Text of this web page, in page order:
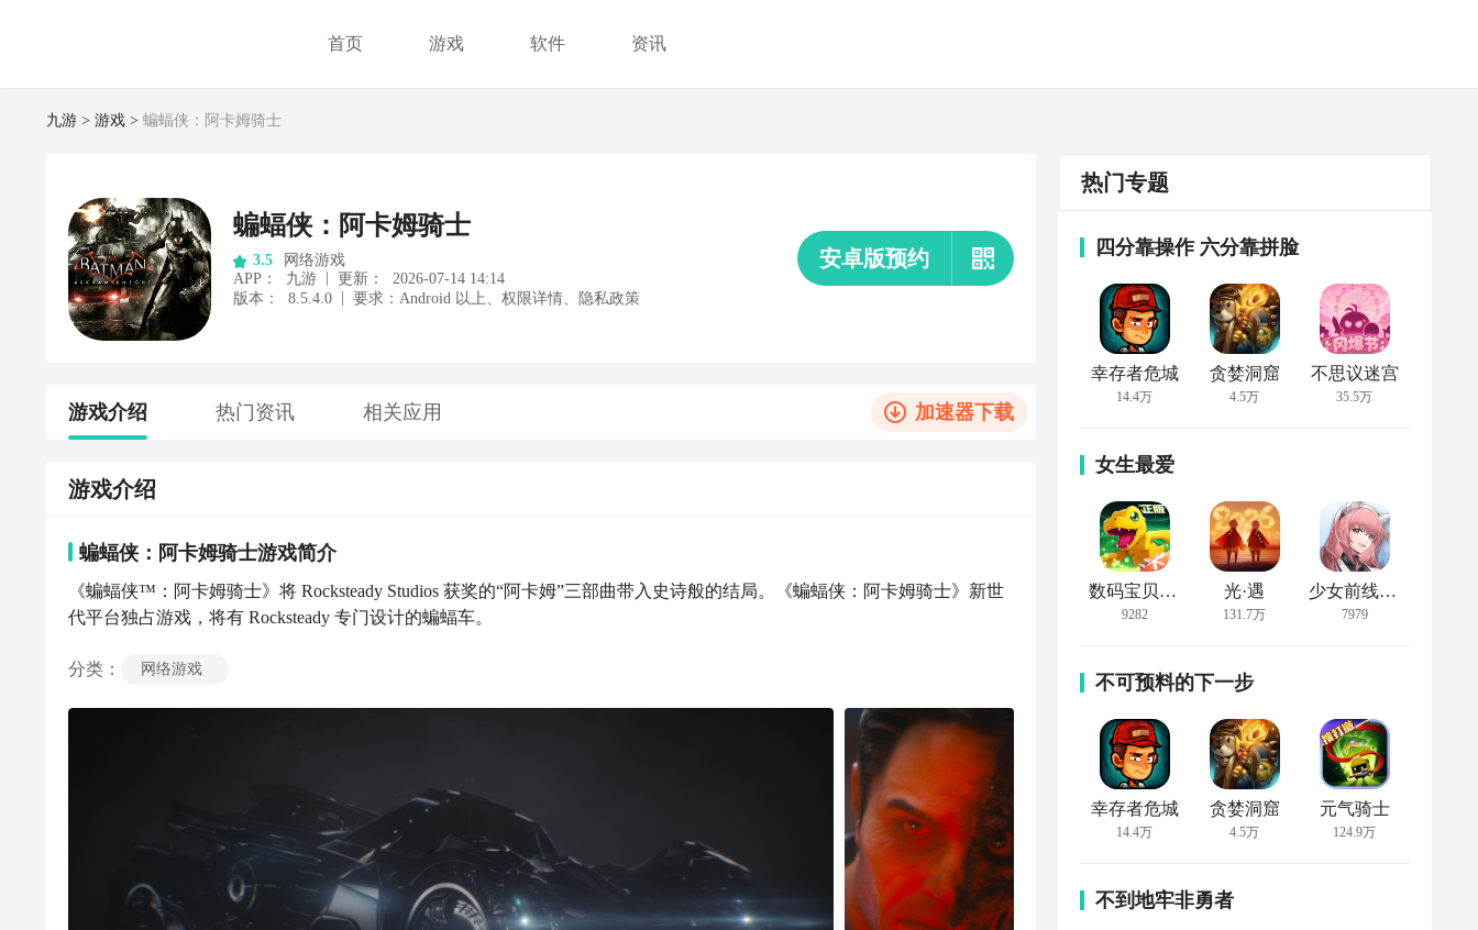
首页 游戏 软件 资讯
九游 游戏 蝙蝠侠：阿卡姆骑士
蝙蝠侠：阿卡姆骑士
3.5
网络游戏
APP ： 九游 更新：
2026-07-14 14:14
版本：
8.5.4.0 要求： Android 以上、 权限详情、 隐私政策
安卓版预约
游戏介绍 热门资讯 相关应用 加速器下载
游戏介绍
蝙蝠侠：阿卡姆骑士游戏简介
《蝙蝠侠™：阿卡姆骑士》将 Rocksteady Studios 获奖的“阿卡姆”三部曲带入史诗般的结局。《蝙蝠侠：阿卡姆骑士》新世
代平台独占游戏，将有 Rocksteady 专门设计的蝙蝠车。
分类 ： 网络游戏
热门专题
四分靠操作 六分靠拼脸
幸存者危城
14.4万
贪婪洞窟
4.5万
不思议迷宫
35.5万
女生最爱
数码宝贝：新世纪
9282
光·遇
131.7万
少女前线：云图计划
7979
不可预料的下一步
幸存者危城
14.4万
贪婪洞窟
4.5万
元气骑士
124.9万
不到地牢非勇者